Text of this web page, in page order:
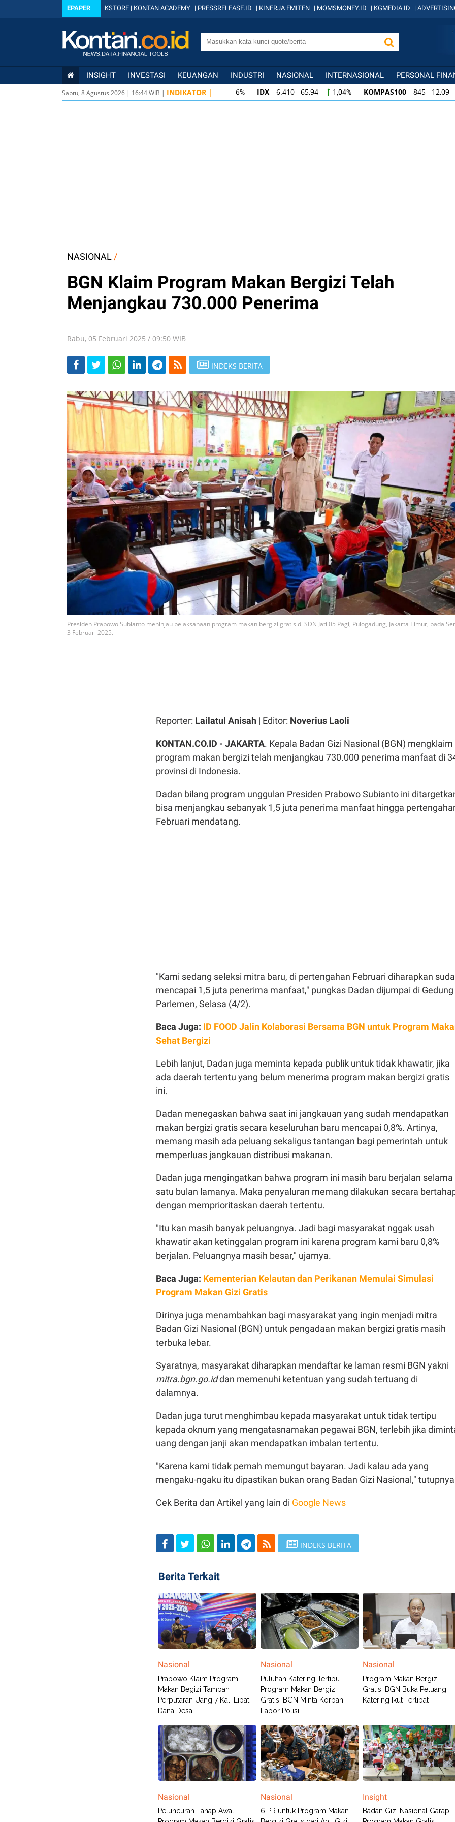
EPAPER KSTORE | KONTAN ACADEMY | PRESSRELEASE.ID | KINERJA EMITEN | MOMSMONEY.ID | KGMEDIA.ID |
INSIGHT INVESTASI KEUANGAN INDUSTRI NASIONAL INTERNASIONAL PERSONAL
Sabtu, 8 Agustus 2026 | 16:44WIB | INDIKATOR | IDX 6.410 65,94 1,04% KOMPAS100 845 12,09
KOMPAS100 845 12,09 1,45% LQ45 640 9,44
NASIONAL /
BGN Klaim Program Makan Bergizi Telah
Menjangkau 730.000 Penerima
Rabu, 05 Februari 2025 / 09:50 WIB
INDEKS BERITA
Presiden Prabowo Subianto meninjau pelaksanaan program makan bergizi gratis di SDN Jati 05 Pagi, Pulogadung, Jakarta Timur, pada
3 Februari 2025.
Reporter: Lailatul Anisah | Editor: Noverius Laoli
KONTAN.CO.ID - JAKARTA. Kepala Badan Gizi Nasional (BGN) mengklaim
program makan bergizi telah menjangkau 730.000 penerima manfaat di
provinsi di Indonesia.
Dadan bilang program unggulan Presiden Prabowo Subianto ini
bisa menjangkau sebanyak 1,5 juta penerima manfaat hingga
Februari mendatang.
"Kami sedang seleksi mitra baru, di pertengahan Februari diharapkan
mencapai 1,5 juta penerima manfaat," pungkas Dadan dijumpai di Gedung
Parlemen, Selasa (4/2).
Baca Juga: ID FOOD Jalin Kolaborasi Bersama BGN untuk Program
Sehat Bergizi
Lebih lanjut, Dadan juga meminta kepada publik untuk tidak khawatir, jika
ada daerah tertentu yang belum menerima program makan bergizi gratis
ini.
Dadan menegaskan bahwa saat ini jangkauan yang sudah mendapatkan
makan bergizi gratis secara keseluruhan baru mencapai 0,8%. Artinya,
memang masih ada peluang sekaligus tantangan bagi pemerintah untuk
memperluas jangkauan distribusi makanan.
Dadan juga mengingatkan bahwa program ini masih baru berjalan selama
satu bulan lamanya. Maka penyaluran memang dilakukan secara
dengan memprioritaskan daerah tertentu.
"Itu kan masih banyak peluangnya. Jadi bagi masyarakat nggak usah
khawatir akan ketinggalan program ini karena program kami baru 0,8%
berjalan. Peluangnya masih besar," ujarnya.
Baca Juga: Kementerian Kelautan dan Perikanan Memulai Simulasi
Program Makan Gizi Gratis
Dirinya juga menambahkan bagi masyarakat yang ingin menjadi mitra
Badan Gizi Nasional (BGN) untuk pengadaan makan bergizi gratis masih
terbuka lebar.
Syaratnya, masyarakat diharapkan mendaftar ke laman resmi BGN yakni
mitra.bgn.go.iddan memenuhi ketentuan yang sudah tertuang di
dalamnya.
Dadan juga turut menghimbau kepada masyarakat untuk tidak tertipu
kepada oknum yang mengatasnamakan pegawai BGN, terlebih jika
uang dengan janji akan mendapatkan imbalan tertentu.
"Karena kami tidak pernah memungut bayaran. Jadi kalau ada yang
mengaku-ngaku itu dipastikan bukan orang Badan Gizi Nasional,"
Cek Berita dan Artikel yang lain di Google News
INDEKS BERITA
Berita Terkait
Nasional
Prabowo Klaim Program
Makan Begizi Tambah
Perputaran Uang 7 Kali Lipat
Dana Desa
Nasional
Puluhan Katering Tertipu
Program Makan Bergizi
Gratis, BGN Minta Korban
Lapor Polisi
Nasional
Program Makan Bergizi
Gratis, BGN Buka Peluang
Katering Ikut Terlibat
Nasional
Peluncuran Tahap Awal
Nasional
6 PR untuk Program Makan
Insight
Badan Gizi Nasional Garap